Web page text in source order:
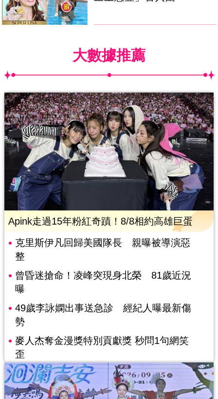
大數據推薦
Apink走過15年粉紅奇蹟！8/8相約高雄巨蛋
克里斯伊凡回歸美國隊長 親曝被導演惡
整
曾昏迷搶命！凌峰突現身北榮 81歲近況
曝
49歲李詠嫻出事送急診 經紀人曝最新傷
勢
麥人杰奪金漫獎特別貢獻獎 秒問1句網笑
歪